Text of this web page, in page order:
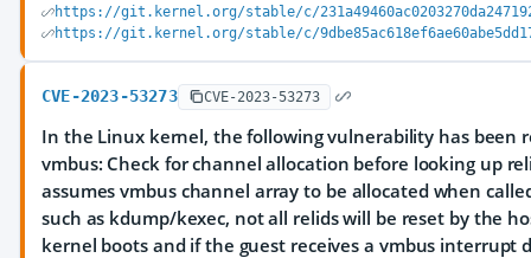
https://git.kernel.org/stable/c/
https://git.kernel.org/stable/c/
CVE-2023-53273 CVE-2023-53273
In the Linux kernel, the following vulnerability has been
vmbus: Check for channel allocation before looking up
assumes vmbus channel array to be allocated when
such as kdump/kexec, not all relids will be reset by the
kernel boots and if the guest receives a vmbus interrupt